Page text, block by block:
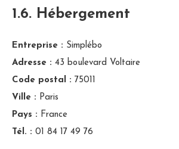
1.6. Hébergement
Entreprise : Simplébo
Adresse : 43 boulevard Voltaire
Code postal : 75011
Ville : Paris
Pays : France
Tél. : 01 84 17 49 76